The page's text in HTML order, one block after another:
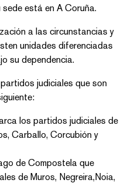
está en A Coruña.
a las circunstancias y
unidades diferenciadas
su dependencia.
judiciales que son
los partidos judiciales de
Carballo, Corcubión y
de Compostela que
de Muros, Negreira,Noia,